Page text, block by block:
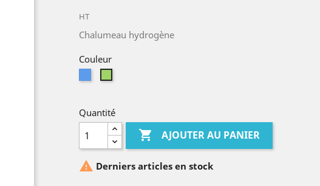
HT
Chalumeau hydrogène
Couleur
Quantité
 AJOUTER AU PANIER
 Derniers articles en stock